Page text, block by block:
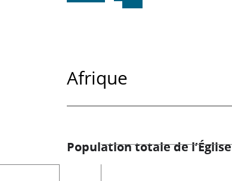
Afrique
Population totale de l’Église